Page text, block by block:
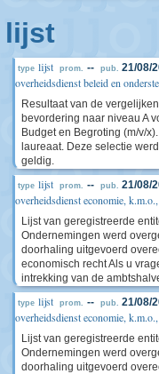
lijst
type lijst prom. -- pub. 21/08/
overheidsdienst beleid en
Resultaat van de
bevordering naar niveau A
Budget en Begroting (m/v/
laureaat. Deze selectie
geldig.
type lijst prom. -- pub. 21/08/
overheidsdienst economie,
Lijst van geregistreerde
Ondernemingen werd
doorhaling uitgevoerd
economisch recht Als u
intrekking van de
type lijst prom. -- pub. 21/08/
overheidsdienst economie,
Lijst van geregistreerde
Ondernemingen werd
doorhaling uitgevoerd